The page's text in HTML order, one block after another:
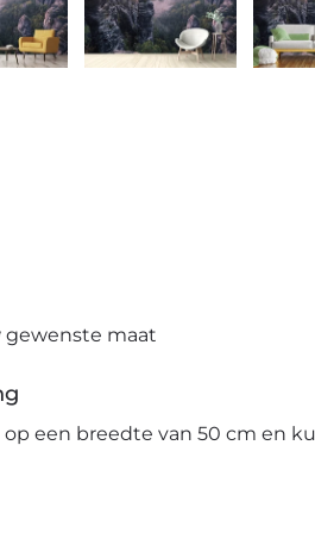
maat
een breedte van 50 cm en